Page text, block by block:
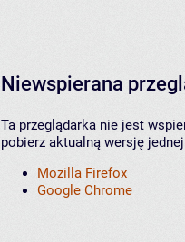
Niewspierana
Ta przeglądarka nie jest
pobierz aktualną wersję
Mozilla Firefox
Google Chrome